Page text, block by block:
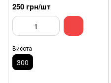
250 грн/шт
Висота
300